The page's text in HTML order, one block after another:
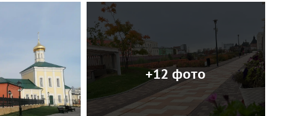
+12 фото